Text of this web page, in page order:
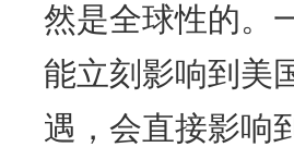
然是全球性的。
能立刻影响到美
遇，会直接影响